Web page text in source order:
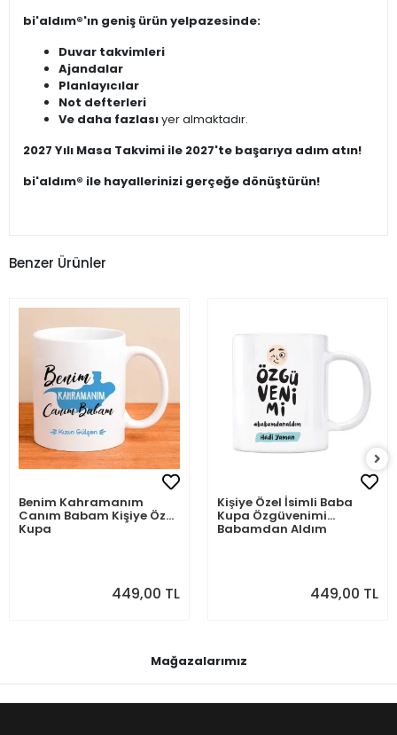
bi'aldım®'ın geniş ürün yelpazesinde:
Duvar takvimleri
Ajandalar
Planlayıcılar
Not defterleri
Ve daha fazlasıyer almaktadır.
2027 Yılı Masa Takvimi ile 2027'te başarıya adım atın!
bi'aldım® ile hayallerinizi gerçeğe dönüştürün!
Benzer Ürünler
Benim Kahramanım
Canım Babam Kişiye Özel
Kupa
449,00 TL
Kişiye Özel İsimli Baba
Kupa Özgüvenimi
Babamdan Aldım
449,00 TL
Mağazalarımız